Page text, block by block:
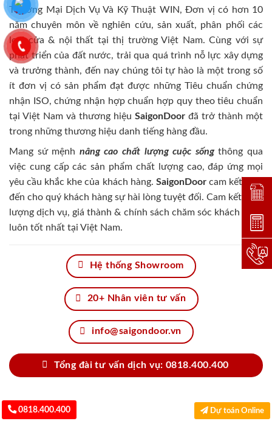
Thương Mại Dịch Vụ Và Kỹ Thuật WIN, Đơn vị có hơn 10
năm chuyên môn về nghiên cứu, sản xuất, phân phối các
loại cửa & nội thất tại thị trường Việt Nam. Cùng với sự
phát triển của đất nước, trải qua quá trình nỗ lực xây dựng
và trưởng thành, đến nay chúng tôi tự hào là một trong số
ít đơn vị có sản phẩm đạt được những Tiêu chuẩn chứng
nhận ISO, chứng nhận hợp chuẩn hợp quy theo tiêu chuẩn
tại Việt Nam và thương hiệu SaigonDoor đã trở thành một
trong những thương hiệu danh tiếng hàng đầu.
Mang sứ mệnh nâng cao chất lượng cuộc sốngthông qua
việc cung cấp các sản phẩm chất lượng cao, đáp ứng mọi
yêu cầu khắc khe của khách hàng. SaigonDoorcam kết đem
đến cho quý khách hàng sự hài lòng tuyệt đối. Cam kết chất
lượng dịch vụ, giá thành & chính sách chăm sóc khách hàng
luôn tốt nhất tại Việt Nam.
Hệ thống Showroom
20+ Nhân viên tư vấn
info@saigondoor.vn
Tổng đài tư vấn dịch vụ: 0818.400.400
0818.400.400 Dự toán Online
Đặt
Dự